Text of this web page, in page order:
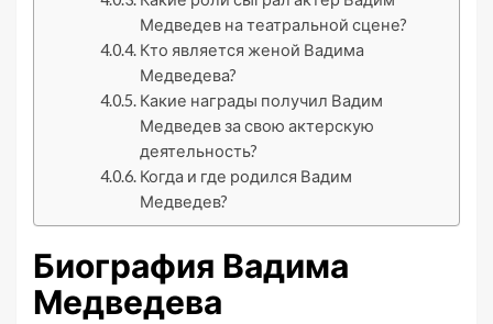
Медведев на театральной сцене?
Кто является женой Вадима
Медведева?
Какие награды получил Вадим
Медведев за свою актерскую
деятельность?
Когда и где родился Вадим
Медведев?
Биография Вадима
Медведева